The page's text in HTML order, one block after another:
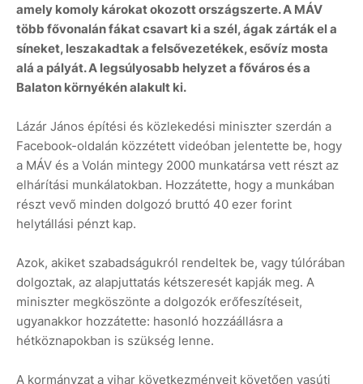
amely komoly károkat okozott országszerte. A MÁV
több fővonalán fákat csavart ki a szél, ágak zárták el a
síneket, leszakadtak a felsővezetékek, esővíz mosta
alá a pályát. A legsúlyosabb helyzet a főváros és a
Balaton környékén alakult ki.
Lázár János építési és közlekedési miniszter szerdán a
Facebook-oldalán közzétett videóban jelentette be, hogy
a MÁV és a Volán mintegy 2000 munkatársa vett részt az
elhárítási munkálatokban. Hozzátette, hogy a munkában
részt vevő minden dolgozó bruttó 40 ezer forint
helytállási pénzt kap.
Azok, akiket szabadságukról rendeltek be, vagy túlórában
dolgoztak, az alapjuttatás kétszeresét kapják meg. A
miniszter megköszönte a dolgozók erőfeszítéseit,
ugyanakkor hozzátette: hasonló hozzáállásra a
hétköznapokban is szükség lenne.
A kormányzat a vihar következményeit követően vasúti